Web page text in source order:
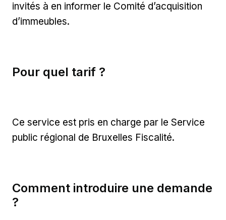
invités à en informer le Comité d’acquisition
d’immeubles.
Pour quel tarif ?
Ce service est pris en charge par le Service
public régional de Bruxelles Fiscalité.
Comment introduire une demande
?